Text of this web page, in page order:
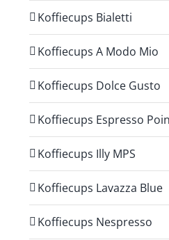
Koffiecups Bialetti
Koffiecups A Modo Mio
Koffiecups Dolce Gusto
Koffiecups Espresso
Koffiecups Illy MPS
Koffiecups Lavazza Blue
Koffiecups Nespresso